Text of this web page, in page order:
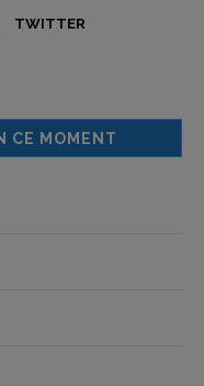
TWITTER
CE MOMENT